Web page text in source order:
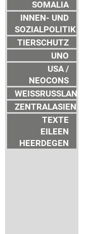
SOMALIA
INNEN- UND
SOZIALPOLITIK
TIERSCHUTZ
UNO
USA /
NEOCONS
WEISSRUSSLAND
ZENTRALASIEN
TEXTE
EILEEN
HEERDEGEN